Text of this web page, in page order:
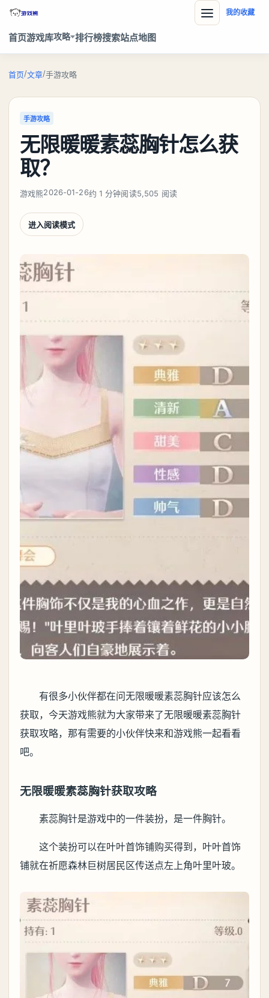
首页游戏库攻略 排行榜搜索站点地图
我的收藏
首页/文章/手游攻略
手游攻略
无限暖暖素蕊胸针怎么获
取？
游戏熊2026-01-26约 1 分钟阅读5,505 阅读
进入阅读模式
有很多小伙伴都在问无限暖暖素蕊胸针应该怎么
获取，今天游戏熊就为大家带来了无限暖暖素蕊胸针
获取攻略，那有需要的小伙伴快来和游戏熊一起看看
吧。
无限暖暖素蕊胸针获取攻略
素蕊胸针是游戏中的一件装扮，是一件胸针。
这个装扮可以在叶叶首饰铺购买得到，叶叶首饰
铺就在祈愿森林巨树居民区传送点左上角叶里叶玻。